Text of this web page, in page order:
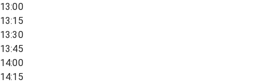
13:00
13:15
13:30
13:45
14:00
14:15